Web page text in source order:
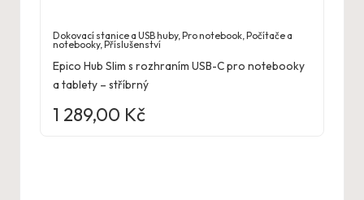
Dokovací stanice a USB huby,Pro notebook,Počítače a
notebooky,Příslušenství
Epico Hub Slim s rozhraním USB-C pro notebooky
a tablety – stříbrný
1 289,00 Kč